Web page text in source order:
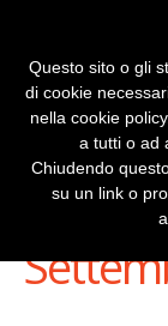
Stai
Questo sito o gli
di cookie
nella cookie
a tutti o ad
Chiudendo
su un link o